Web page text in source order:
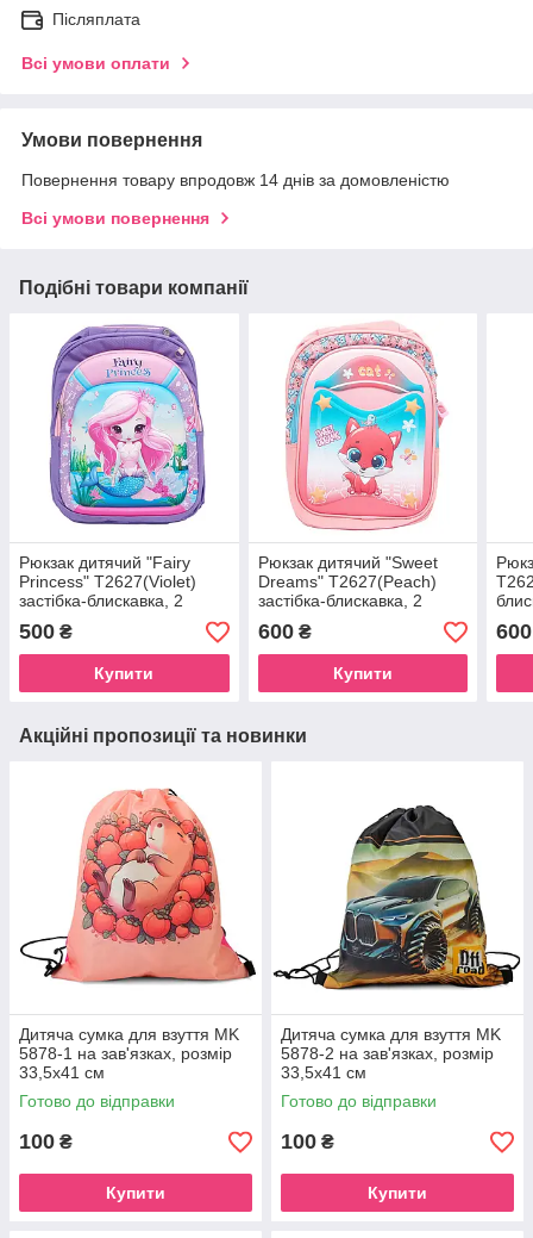
Післяплата
Всі умови оплати
Умови повернення
Повернення товару впродовж 14 днів за домовленістю
Всі умови повернення
Подібні товари компанії
Рюкзак дитячий "Fairy
Princess" T2627(Violet)
застібка-блискавка, 2
відділення
500 ₴
Купити
Рюкзак дитячий "Sweet
Dreams" T2627(Peach)
застібка-блискавка, 2
відділення
600₴
Купити
600
Акційні пропозиції та новинки
Дитяча сумка для взуття MK
5878-1 на зав'язках, розмір
33,5х41 см
Готово до відправки
100 ₴
Купити
Дитяча сумка для взуття MK
5878-2 на зав'язках, розмір
33,5х41 см
Готово до відправки
100 ₴
Купити